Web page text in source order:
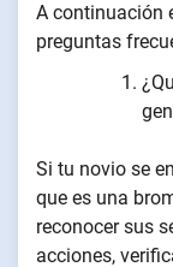
A continuación
preguntas
Si tu novio se
que es una
reconocer sus
acciones,